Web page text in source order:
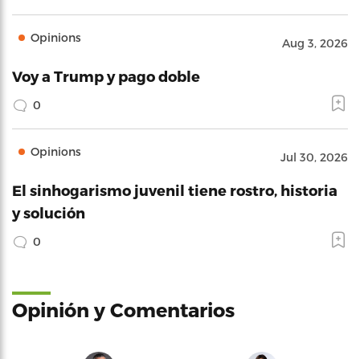
Opinions Aug 3, 2026
Voy a Trump y pago doble
0
Opinions Jul 30, 2026
El sinhogarismo juvenil tiene rostro, historia
y solución
0
Opinión y Comentarios